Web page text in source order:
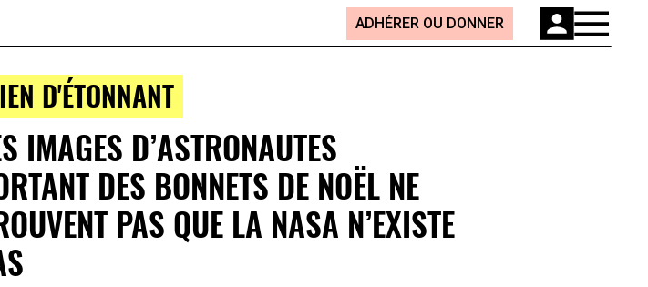
ADHÉRER OU DONNER
D'ÉTONNANT
IMAGES D’ASTRONAUTES
DES BONNETS DE NOËL NE
PAS QUE LA NASA N’EXISTE